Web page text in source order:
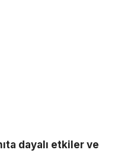
dayalı etkiler ve